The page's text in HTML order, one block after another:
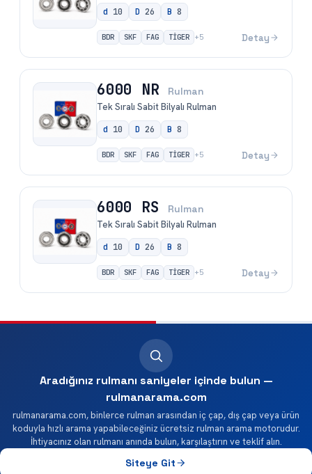
d 10 D 26 B 8
BDR SKF FAG TİGER +5 Detay
6000 NR Rulman
Tek Sıralı Sabit Bilyalı Rulman
d 10 D 26 B 8
BDR SKF FAG TİGER +5 Detay
6000 RS Rulman
Tek Sıralı Sabit Bilyalı Rulman
d 10 D 26 B 8
BDR SKF FAG TİGER +5 Detay
Aradığınız rulmanı saniyeler içinde bulun —
rulmanarama.com
rulmanarama.com, binlerce rulman arasından iç çap, dış çap veya ürün
koduyla hızlı arama yapabileceğiniz ücretsiz rulman arama motorudur.
İhtiyacınız olan rulmanı anında bulun, karşılaştırın ve teklif alın.
Siteye Git